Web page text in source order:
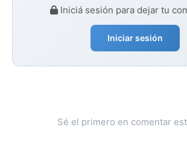
Iniciá sesión para dejar tu
Iniciar sesión
Sé el primero en comentar